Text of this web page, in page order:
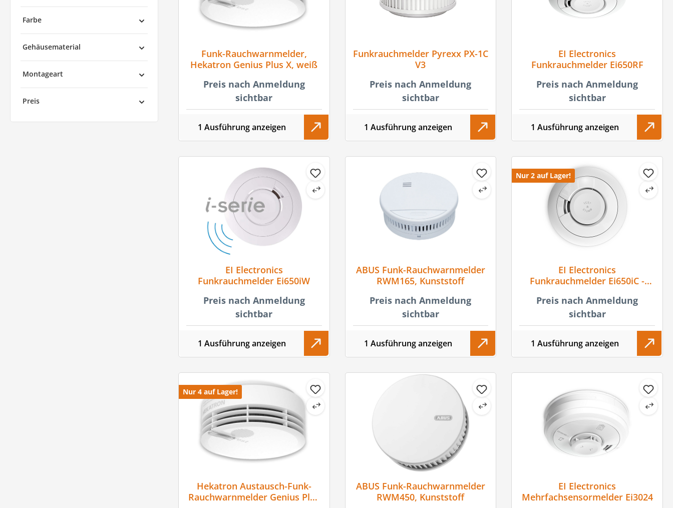
Farbe
Gehäusematerial
Montageart
Preis
Funk-Rauchwarnmelder,
Hekatron Genius Plus X, weiß
Preis nach Anmeldung
sichtbar
1 Ausführung anzeigen
Funkrauchmelder Pyrexx PX-1C
V3
Preis nach Anmeldung
sichtbar
1 Ausführung anzeigen
EI Electronics
Funkrauchmelder Ei650RF
Preis nach Anmeldung
sichtbar
1 Ausführung anzeigen
EI Electronics
Funkrauchmelder Ei650iW
Preis nach Anmeldung
sichtbar
1 Ausführung anzeigen
ABUS Funk-Rauchwarnmelder
RWM165, Kunststoff
Preis nach Anmeldung
sichtbar
1 Ausführung anzeigen
Nur 2 auf Lager!
EI Electronics
Funkrauchmelder Ei650iC -
Preis nach Anmeldung
sichtbar
1 Ausführung anzeigen
Nur 4 auf Lager!
Hekatron Austausch-Funk-
Rauchwarnmelder Genius Plus
ABUS Funk-Rauchwarnmelder
RWM450, Kunststoff
EI Electronics
Mehrfachsensormelder Ei3024